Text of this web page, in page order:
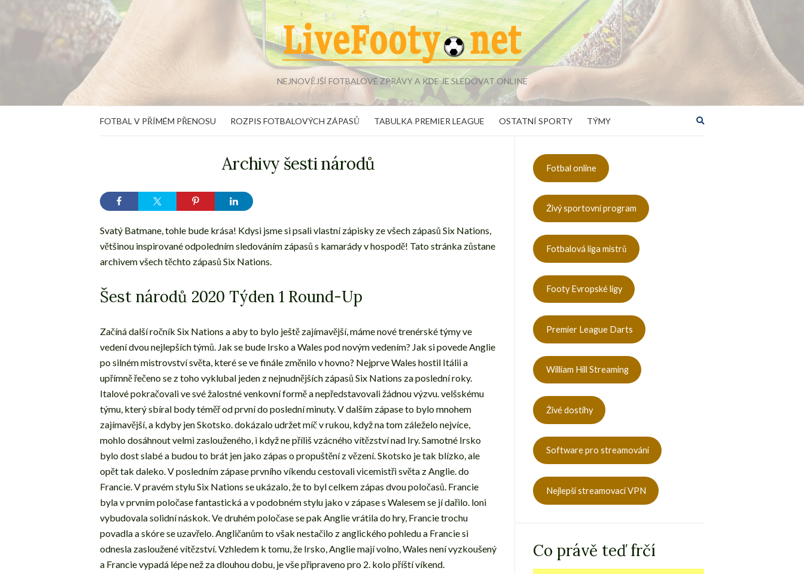
NEJNOVĚJŠÍ FOTBALOVÉ ZPRÁVY A KDE JE SLEDOVAT ONLINE
FOTBAL V PŘÍMÉM PŘENOSU ROZPIS FOTBALOVÝCH ZÁPASŮ TABULKA PREMIER LEAGUE OSTATNÍ SPORTY TÝMY
Archivy šesti národů
Svatý Batmane, tohle bude krása! Kdysi jsme si psali vlastní zápisky ze všech zápasů Six Nations,
většinou inspirované odpoledním sledováním zápasů s kamarády v hospodě! Tato stránka zůstane
archivem všech těchto zápasů Six Nations.
Šest národů 2020 Týden 1 Round-Up
Začíná další ročník Six Nations a aby to bylo ještě zajímavější, máme nové trenérské týmy ve
vedení dvou nejlepších týmů. Jak se bude Irsko a Wales pod novým vedením? Jak si povede Anglie
po silném mistrovství světa, které se ve finále změnilo v hovno? Nejprve Wales hostil Itálii a
upřímně řečeno se z toho vyklubal jeden z nejnudnějších zápasů Six Nations za poslední roky.
Italové pokračovali ve své žalostné venkovní formě a nepředstavovali žádnou výzvu. velšskému
týmu, který sbíral body téměř od první do poslední minuty. V dalším zápase to bylo mnohem
zajímavější, a kdyby jen Skotsko. dokázalo udržet míč v rukou, když na tom záleželo nejvíce,
mohlo dosáhnout velmi zaslouženého, i když ne příliš vzácného vítězství nad Iry. Samotné Irsko
bylo dost slabé a budou to brát jen jako zápas o propuštění z vězení. Skotsko je tak blízko, ale
opět tak daleko. V posledním zápase prvního víkendu cestovali vicemistři světa z Anglie. do
Francie. V pravém stylu Six Nations se ukázalo, že to byl celkem zápas dvou poločasů. Francie
byla v prvním poločase fantastická a v podobném stylu jako v zápase s Walesem se jí dařilo. loni
vybudovala solidní náskok. Ve druhém poločase se pak Anglie vrátila do hry, Francie trochu
povadla a skóre se uzavřelo. Angličanům to však nestačilo z anglického pohledu a Francie si
odnesla zasloužené vítězství. Vzhledem k tomu, že Irsko, Anglie mají volno, Wales není vyzkoušený
a Francie vypadá lépe než za dlouhou dobu, je vše připraveno pro 2. kolo příští víkend.
Fotbal online
Živý sportovní program
Fotbalová liga mistrů
Footy Evropské ligy
Premier League Darts
William Hill Streaming
Živé dostihy
Software pro streamování
Nejlepší streamovací VPN
Co právě teď frčí